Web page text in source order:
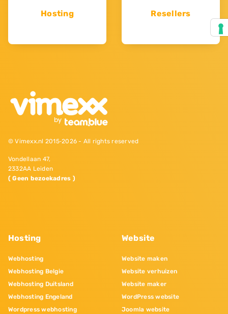
Hosting Resellers
© Vimexx.nl 2015‐2026 - All rights reserved
Vondellaan 47,
2332AA Leiden
( Geen bezoekadres )
Hosting
Webhosting
Webhosting Belgie
Webhosting Duitsland
Webhosting Engeland
Wordpress webhosting
Website
Website maken
Website verhuizen
Website maker
WordPress website
Joomla website